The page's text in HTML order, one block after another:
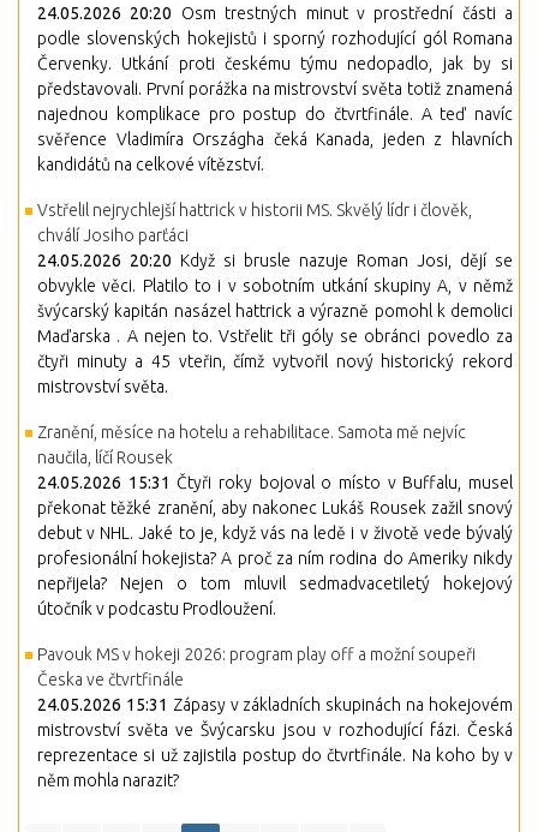
24.05.2026 20:20 Osm trestných minut v prostřední části a
podle slovenských hokejistů i sporný rozhodující gól Romana
Červenky. Utkání proti českému týmu nedopadlo, jak by si
představovali. První porážka na mistrovství světa totiž znamená
najednou komplikace pro postup do čtvrtfinále. A teď navíc
svěřence Vladimíra Országha čeká Kanada, jeden z hlavních
kandidátů na celkové vítězství.
Vstřelil nejrychlejší hattrick v historii MS. Skvělý lídr i člověk,
chválí Josiho parťáci
24.05.2026 20:20 Když si brusle nazuje Roman Josi, dějí se
obvykle věci. Platilo to i v sobotním utkání skupiny A, v němž
švýcarský kapitán nasázel hattrick a výrazně pomohl k demolici
Maďarska . A nejen to. Vstřelit tři góly se obránci povedlo za
čtyři minuty a 45 vteřin, čímž vytvořil nový historický rekord
mistrovství světa.
Zranění, měsíce na hotelu a rehabilitace. Samota mě nejvíc
naučila, líčí Rousek
24.05.2026 15:31 Čtyři roky bojoval o místo v Buffalu, musel
překonat těžké zranění, aby nakonec Lukáš Rousek zažil snový
debut v NHL. Jaké to je, když vás na ledě i v životě vede bývalý
profesionální hokejista? A proč za ním rodina do Ameriky nikdy
nepřijela? Nejen o tom mluvil sedmadvacetiletý hokejový
útočník v podcastu Prodloužení.
Pavouk MS v hokeji 2026: program play off a možní soupeři
Česka ve čtvrtfinále
24.05.2026 15:31 Zápasy v základních skupinách na hokejovém
mistrovství světa ve Švýcarsku jsou v rozhodující fázi. Česká
reprezentace si už zajistila postup do čtvrtfinále. Na koho by v
něm mohla narazit?